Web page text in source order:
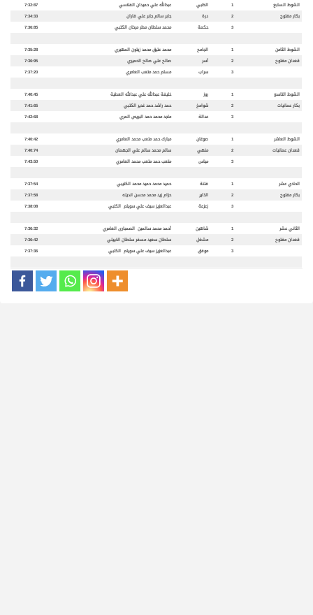
الشوط السابع 1 الظبي عبدالله علي حميدان الفلاسي
7:32:87
بكار مفتوح
2 درة جابر سالم جابر علي فاران
7:34:33
3
حكمة محمد سلطان مطر مرخان الكتبي 7:36:85
الشوط الثامن 1 الجامح محمد عتيق محمد زيتون المهيري
7:35:28
قعدان مفتوح
2 آسر صالح علي صالح الحميري
7:36:95
3
سراب مسلم حمد متعب العامري 7:37:20
الشوط التاسع 1 روز خليفة عبدالله علي عبدالله العطية
7:40:45
بكار عمانيات
2 شوامخ حمد راشد حمد غدير الكتبي
7:41:65
3
عدالة ماجد محمد حمد البريص المري 7:42:68
الشوط العاشر 1 صوغان مبارك حمد متعب محمد العامري
7:40:42
قعدان عمانيات
2 منهي سالم محمد سالم علي الجهمان
7:40:74
3
مياس متعب حمد متعب محمد العامري 7:43:50
الحادي عشر 1 فتنة حميد محمد حميد محمد الكتيبي
7:37:54
بكار مفتوح
2 الذاير حزام زيد محمد محسن انديله
7:37:58
3
زعزعة عبدالعزيز سيف علي سويلم الكتبي 7:38:08
الثاني عشر 1 شاهين أحمد محمد سالمين الصمبارى العامري
7:36:32
قعدان مفتوح
2 مشغل سلطان سعيد مسفر سلطان الخييلي
7:36:42
3
موفق عبدالعزيز سيف علي سويلم الكتبي 7:37:36